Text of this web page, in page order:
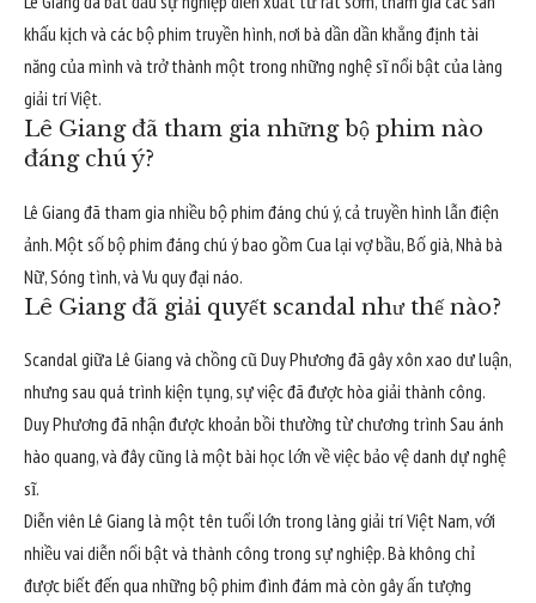
khấu kịch và các bộ phim truyền hình, nơi bà dần dần khẳng định tài
năng của mình và trở thành một trong những nghệ sĩ nổi bật của làng
giải trí Việt.
Lê Giang đã tham gia những bộ phim nào
đáng chú ý?
Lê Giang đã tham gia nhiều bộ phim đáng chú ý, cả truyền hình lẫn điện
ảnh. Một số bộ phim đáng chú ý bao gồm Cua lại vợ bầu, Bố già, Nhà bà
Nữ, Sóng tình, và Vu quy đại náo.
Lê Giang đã giải quyết scandal như thế nào?
Scandal giữa Lê Giang và chồng cũ Duy Phương đã gây xôn xao dư luận,
nhưng sau quá trình kiện tụng, sự việc đã được hòa giải thành công.
Duy Phương đã nhận được khoản bồi thường từ chương trình Sau ánh
hào quang, và đây cũng là một bài học lớn về việc bảo vệ danh dự nghệ
sĩ.
Diễn viên Lê Giang là một tên tuổi lớn trong làng giải trí Việt Nam, với
nhiều vai diễn nổi bật và thành công trong sự nghiệp. Bà không chỉ
được biết đến qua những bộ phim đình đám mà còn gây ấn tượng